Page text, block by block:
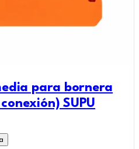
para bornera
SUPU